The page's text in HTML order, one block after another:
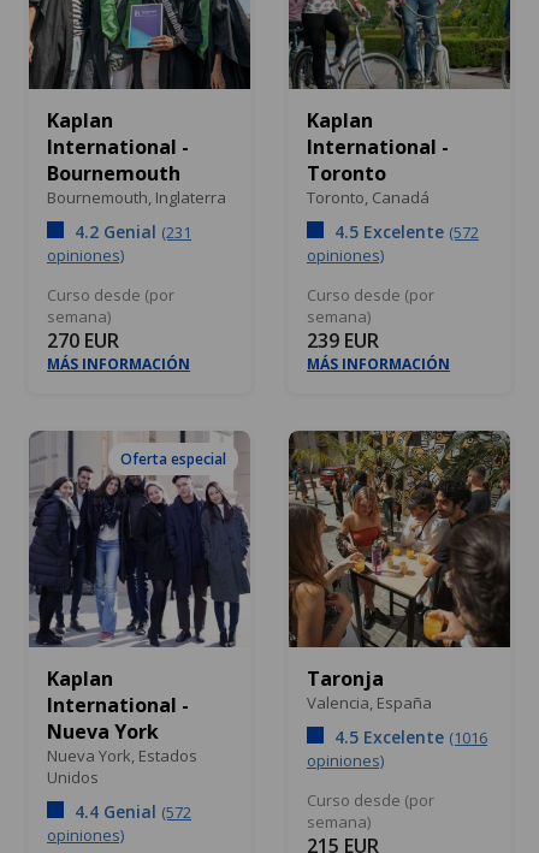
Kaplan
International -
Bournemouth
Bournemouth, Inglaterra
4.2 Genial (231
opiniones)
Curso desde (por
semana)
270 EUR
MÁS INFORMACIÓN
Kaplan
International -
Toronto
Toronto, Canadá
4.5 Excelente (572
opiniones)
Curso desde (por
semana)
239 EUR
MÁS INFORMACIÓN
Oferta especial
Kaplan
International -
Nueva York
Nueva York, Estados
Unidos
4.4 Genial (572
opiniones)
Taronja
Valencia, España
4.5 Excelente (1016
opiniones)
Curso desde (por
semana)
215 EUR